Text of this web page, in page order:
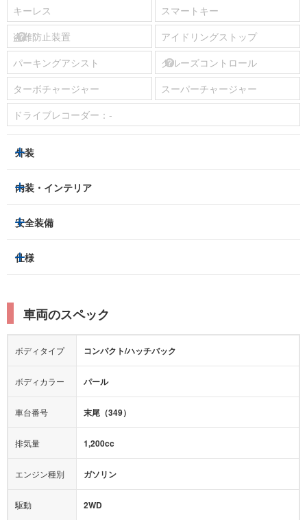
キーレス
スマートキー
盗難防止装置
アイドリングストップ
パーキングアシスト
クルーズコントロール
ターボチャージャー
スーパーチャージャー
ドライブレコーダー： -
外装
ヘッドライト
アルミホイール：あり
サンルーフ/ガラスルーフ
ルーフレール
エアロパーツ
ローダウン
内装・インテリア
3列シート
ベンチシート
パワーシート
シートヒーター
カーナビ：メモリーナビ他
ミュージックプレイヤー接続可
後席モニター
安全装備
トラクションコントロール
レーンキープアシスト
横滑り防止装置
衝突被害軽減プレーキ
カメラ：-
エアバッグ：
あり
衝撃緩和ヘッドレスト
サポカー
アクセル踏み間違い（誤発進）防止装置
アダプティブクルーズコントロール
仕様
車両のスペック
ボディタイプ コンパクト/ハッチバック
ボディカラー パール
車台番号 末尾（349）
排気量 1,200cc
エンジン種別 ガソリン
駆動 2WD